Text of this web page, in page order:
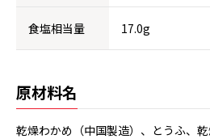
食塩相当量 17.0g
原材料名
乾燥わかめ（中国製造）、とうふ、乾